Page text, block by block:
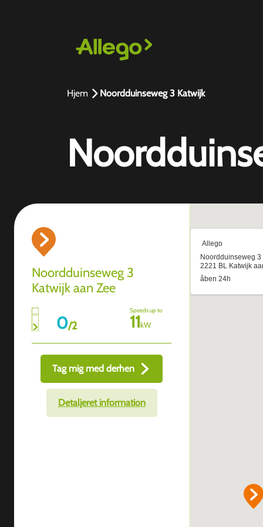
Hjem Noordduinseweg 3 Katwijk
Noordduinseweg 3
Katwijk aan Zee
0/2
Speeds up to
11kW
Tag mig med derhen
Detaljeret information